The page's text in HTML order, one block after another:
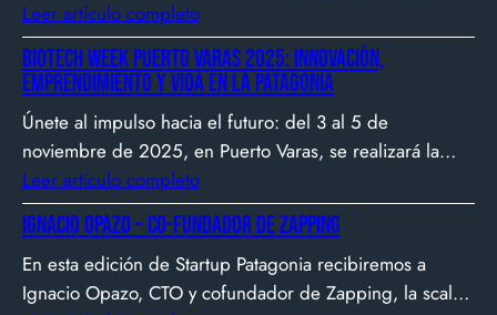
gerente, sino constructor de impacto. Desde que en
2007 fundó Webprendedor (¡un visionario!), evento
que buscó dar visibilidad al emprendimiento
tecnológico en Chile, hasta fundar Welcu, la primera
empresa latinoamericana acelerada por 500 Startups en
Silicon Valley.
Leer artículo completo
Biotech Week Puerto Varas 2025: Innovación,
emprendimiento y vida en la Patagonia
Únete al impulso hacia el futuro: del 3 al 5 de
noviembre de 2025, en Puerto Varas, se realizará la
Biotech Week Puerto Varas 2025 donde la
biotecnología, el emprendimiento y el entorno
patagónico convergen para transformar ideas en
impacto.
Leer artículo completo
Ignacio Opazo – Co-Fundador de Zapping
En esta edición de Startup Patagonia recibiremos a
Ignacio Opazo, CTO y cofundador de Zapping, la scale-